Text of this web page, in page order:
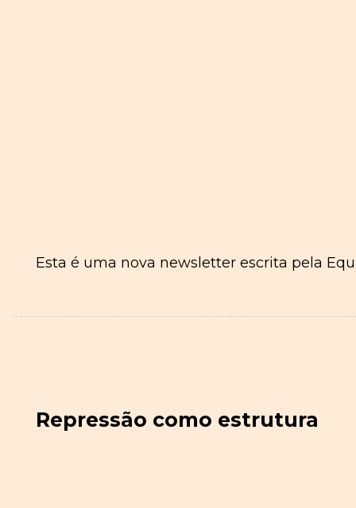
Esta é uma nova newsletter escrita pela
Repressão como estrutura